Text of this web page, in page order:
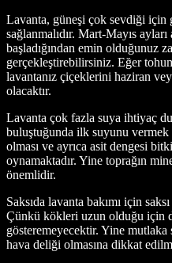
Lavanta, güneşi çok sevdiği için
sağlanmalıdır. Mart-Mayıs ayları
başladığından emin olduğunuz
gerçekleştirebilirsiniz. Eğer
lavantanız çiçeklerini haziran
olacaktır.
Lavanta çok fazla suya ihtiyaç
buluştuğunda ilk suyunu vermek
olması ve ayrıca asit dengesi
oynamaktadır. Yine toprağın
önemlidir.
Saksıda lavanta bakımı için
Çünkü kökleri uzun olduğu için
gösteremeyecektir. Yine mutlaka
hava deliği olmasına dikkat